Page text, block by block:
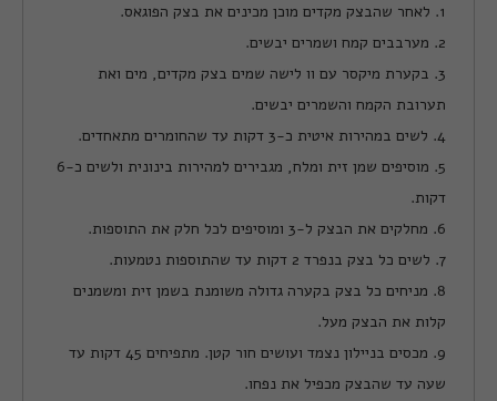
1. לאחר שהבצק מקדים מוכן מכינים את בצק הפוגאס.
2. מערבבים קמח ושמרים יבשים.
3. בקערת מיקסר עם וו לישה שמים בצק מקדים, מים ואת
תערובת הקמח והשמרים יבשים.
4. לשים במהירות איטית כ-3 דקות עד שהחומרים מתאחדים.
5. מוסיפים שמן זית ומלח, מגבירים למהירות בינונית ולשים כ-6
דקות.
6. מחלקים את הבצק ל-3 ומוסיפים לכל חלק את התוספות.
7. לשים כל בצק בנפרד 2 דקות עד שהתוספות נטמעות.
8. מניחים כל בצק בקערה גדולה משומנת בשמן זית ומשמנים
קלות את הבצק מעל.
9. מכסים בניילון נצמד ועושים חור קטן. מתפיחים 45 דקות עד
שעה עד שהבצק מכפיל את נפחו.